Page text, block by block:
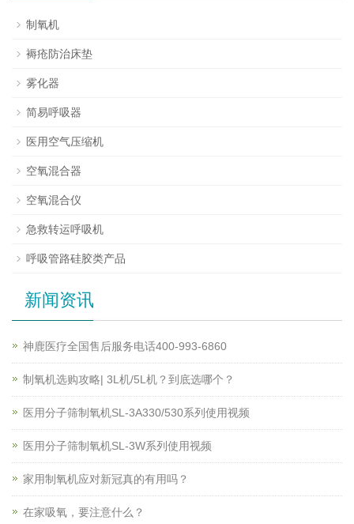
制氧机
褥疮防治床垫
雾化器
简易呼吸器
医用空气压缩机
空氧混合器
空氧混合仪
急救转运呼吸机
呼吸管路硅胶类产品
新闻资讯
神鹿医疗全国售后服务电话400-993-6860
制氧机选购攻略| 3L机/5L机？到底选哪个？
医用分子筛制氧机SL-3A330/530系列使用视频
医用分子筛制氧机SL-3W系列使用视频
家用制氧机应对新冠真的有用吗？
在家吸氧，要注意什么？